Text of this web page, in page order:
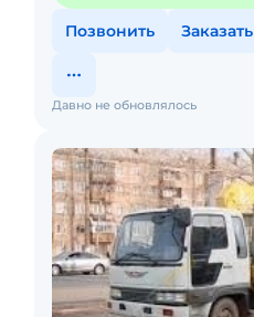
Позвонить Заказать
Давно не обновлялось